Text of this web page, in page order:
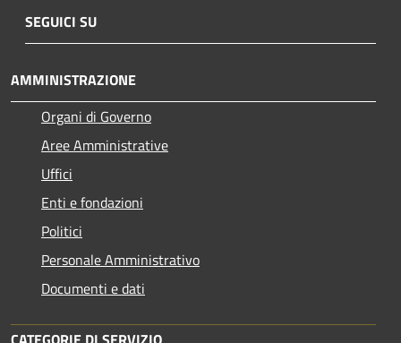
SEGUICI SU
AMMINISTRAZIONE
Organi di Governo
Aree Amministrative
Uffici
Enti e fondazioni
Politici
Personale Amministrativo
Documenti e dati